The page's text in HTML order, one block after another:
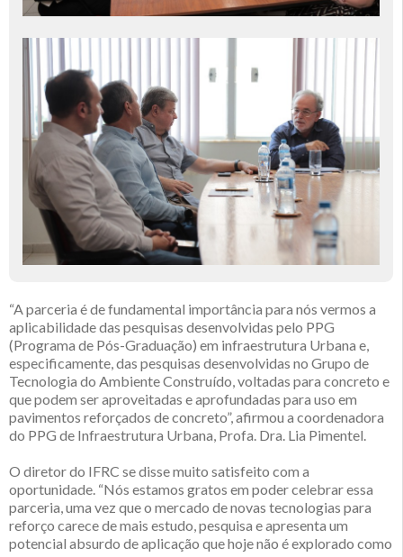
“A parceria é de fundamental importância para nós vermos a
aplicabilidade das pesquisas desenvolvidas pelo PPG
(Programa de Pós-Graduação) em infraestrutura Urbana e,
especificamente, das pesquisas desenvolvidas no Grupo de
Tecnologia do Ambiente Construído, voltadas para concreto e
que podem ser aproveitadas e aprofundadas para uso em
pavimentos reforçados de concreto”, afirmou a coordenadora
do PPG de Infraestrutura Urbana, Profa. Dra. Lia Pimentel.
O diretor do IFRC se disse muito satisfeito com a
oportunidade. “Nós estamos gratos em poder celebrar essa
parceria, uma vez que o mercado de novas tecnologias para
reforço carece de mais estudo, pesquisa e apresenta um
potencial absurdo de aplicação que hoje não é explorado como